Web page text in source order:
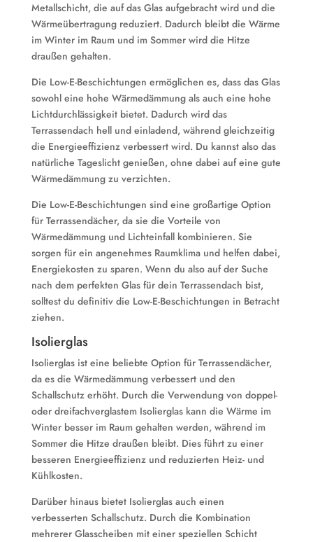
Metallschicht, die auf das Glas aufgebracht wird und die
Wärmeübertragung reduziert. Dadurch bleibt die Wärme
im Winter im Raum und im Sommer wird die Hitze
draußen gehalten.
Die Low-E-Beschichtungen ermöglichen es, dass das Glas
sowohl eine hohe Wärmedämmung als auch eine hohe
Lichtdurchlässigkeit bietet. Dadurch wird das
Terrassendach hell und einladend, während gleichzeitig
die Energieeffizienz verbessert wird. Du kannst also das
natürliche Tageslicht genießen, ohne dabei auf eine gute
Wärmedämmung zu verzichten.
Die Low-E-Beschichtungen sind eine großartige Option
für Terrassendächer, da sie die Vorteile von
Wärmedämmung und Lichteinfall kombinieren. Sie
sorgen für ein angenehmes Raumklima und helfen dabei,
Energiekosten zu sparen. Wenn du also auf der Suche
nach dem perfekten Glas für dein Terrassendach bist,
solltest du definitiv die Low-E-Beschichtungen in Betracht
ziehen.
Isolierglas
Isolierglas ist eine beliebte Option für Terrassendächer,
da es die Wärmedämmung verbessert und den
Schallschutz erhöht. Durch die Verwendung von doppel-
oder dreifachverglastem Isolierglas kann die Wärme im
Winter besser im Raum gehalten werden, während im
Sommer die Hitze draußen bleibt. Dies führt zu einer
besseren Energieeffizienz und reduzierten Heiz- und
Kühlkosten.
Darüber hinaus bietet Isolierglas auch einen
verbesserten Schallschutz. Durch die Kombination
mehrerer Glasscheiben mit einer speziellen Schicht